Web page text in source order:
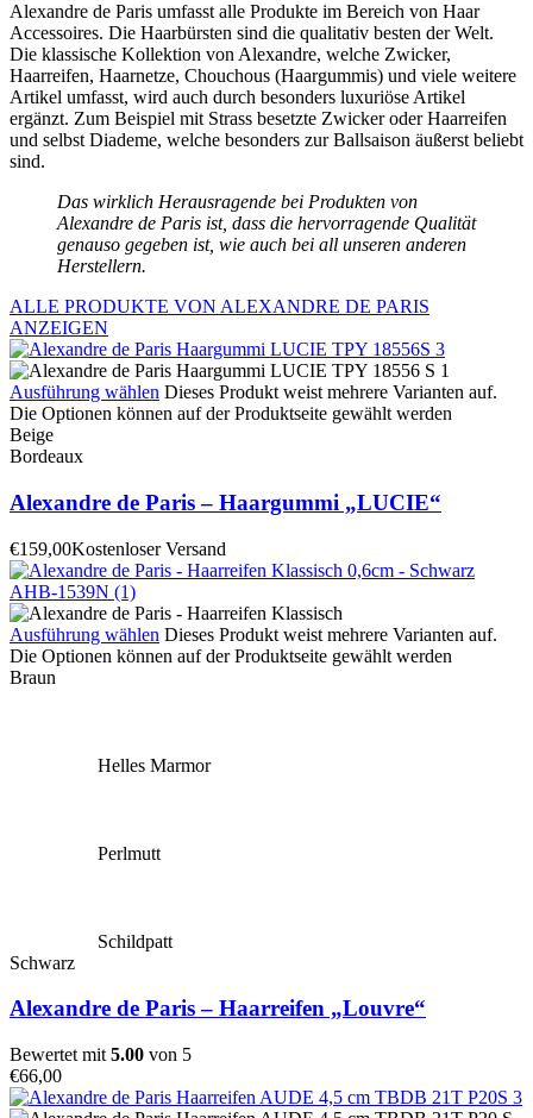
Alexandre de Paris umfasst alle Produkte im Bereich von Haar
Accessoires. Die Haarbürsten sind die qualitativ besten der Welt.
Die klassische Kollektion von Alexandre, welche Zwicker,
Haarreifen, Haarnetze, Chouchous (Haargummis) und viele weitere
Artikel umfasst, wird auch durch besonders luxuriöse Artikel
ergänzt. Zum Beispiel mit Strass besetzte Zwicker oder Haarreifen
und selbst Diademe, welche besonders zur Ballsaison äußerst beliebt
sind.
Das wirklich Herausragende bei Produkten von
Alexandre de Paris ist, dass die hervorragende Qualität
genauso gegeben ist, wie auch bei all unseren anderen
Herstellern.
ALLE PRODUKTE VON ALEXANDRE DE PARIS
ANZEIGEN
Ausführung wählen Dieses Produkt weist mehrere Varianten auf.
Die Optionen können auf der Produktseite gewählt werden
Beige
Bordeaux
Alexandre de Paris – Haargummi „LUCIE“
€159,00Kostenloser Versand
Ausführung wählen Dieses Produkt weist mehrere Varianten auf.
Die Optionen können auf der Produktseite gewählt werden
Braun
Helles Marmor
Perlmutt
Schildpatt
Schwarz
Alexandre de Paris – Haarreifen „Louvre“
Bewertet mit 5.00 von 5
€66,00